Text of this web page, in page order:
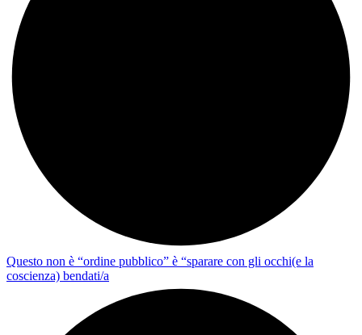
Questo non è “ordine pubblico” è “sparare con gli occhi(e la
coscienza) bendati/a